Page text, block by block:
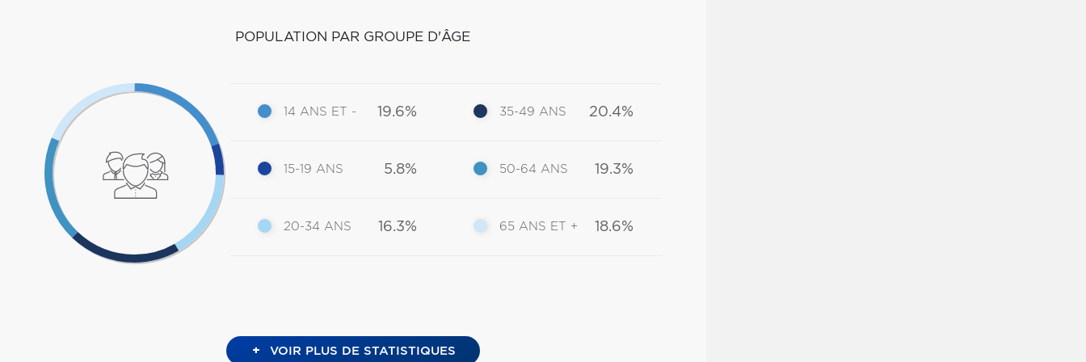
POPULATION PAR GROUPE D'ÂGE
14 ANS ET - 19.6%
15-19 ANS 5.8%
20-34 ANS 16.3%
35-49 ANS 20.4%
50-64 ANS 19.3%
65 ANS ET + 18.6%
+ VOIR PLUS DE STATISTIQUES